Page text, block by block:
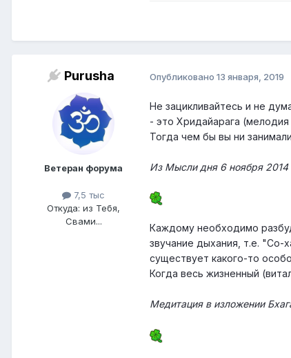
Purusha
Ветеран форума
7,5 тыс
Откуда: из Тебя,
Свами...
Опубликовано 13 января, 2019
Не зацикливайтесь и не
- это Хридайарага
Тогда чем бы вы ни
Из Мысли дня 6 ноября 2014
Каждому необходимо
звучание дыхания, т.е. "Со-
существует какого-то
Когда весь жизненный
Медитация в изложении